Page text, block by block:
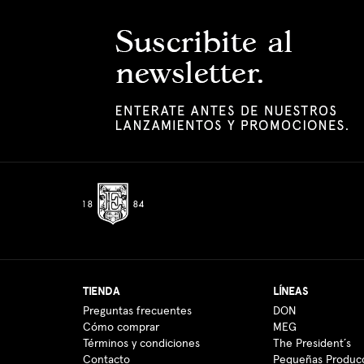
TIENDA
Preguntas frecuentes
Cómo comprar
Términos y condiciones
Contacto
LÍNEAS
DON
MEG
The President´s
Pequeñas